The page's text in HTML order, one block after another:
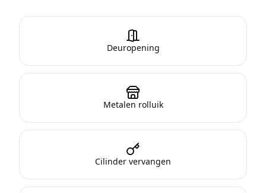
Deuropening
Metalen rolluik
Cilinder vervangen